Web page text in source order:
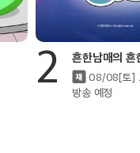
프렌즈3
2 흔한남매의 흔
08/08[토]
방송 예정